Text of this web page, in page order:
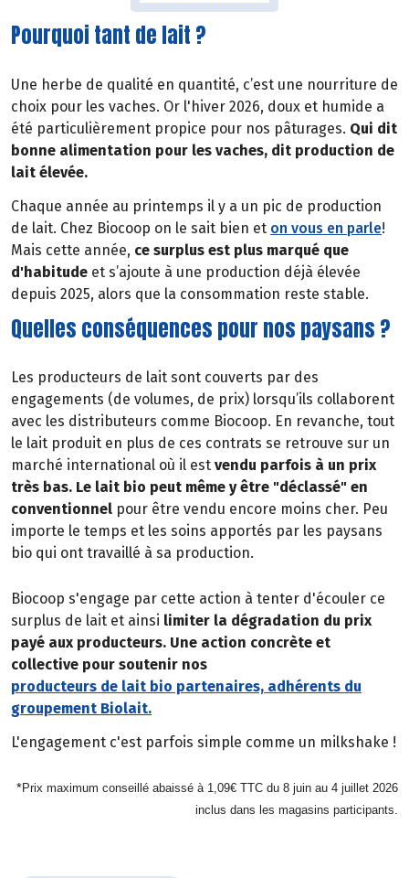
Pourquoi tant de lait ?
Une herbe de qualité en quantité, c’est une nourriture de
choix pour les vaches. Or l'hiver 2026, doux et humide a
été particulièrement propice pour nos pâturages. Qui dit
bonne alimentation pour les vaches, dit production de
lait élevée.
Chaque année au printemps il y a un pic de production
de lait. Chez Biocoop on le sait bien et on vous en parle!
Mais cette année, ce surplus est plus marqué que
d'habitude et s’ajoute à une production déjà élevée
depuis 2025, alors que la consommation reste stable.
Quelles conséquences pour nos paysans ?
Les producteurs de lait sont couverts par des
engagements (de volumes, de prix) lorsqu’ils collaborent
avec les distributeurs comme Biocoop. En revanche, tout
le lait produit en plus de ces contrats se retrouve sur un
marché international où il est vendu parfois à un prix
très bas. Le lait bio peut même y être "déclassé" en
conventionnel pour être vendu encore moins cher. Peu
importe le temps et les soins apportés par les paysans
bio qui ont travaillé à sa production.
Biocoop s'engage par cette action à tenter d'écouler ce
surplus de lait et ainsi limiter la dégradation du prix
payé aux producteurs. Une action concrète et
collective pour soutenir nos
producteurs de lait bio partenaires, adhérents du
groupement Biolait.
L'engagement c'est parfois simple comme un milkshake !
*Prix maximum conseillé abaissé à 1,09€ TTC du 8 juin au 4 juillet 2026
inclus dans les magasins participants.